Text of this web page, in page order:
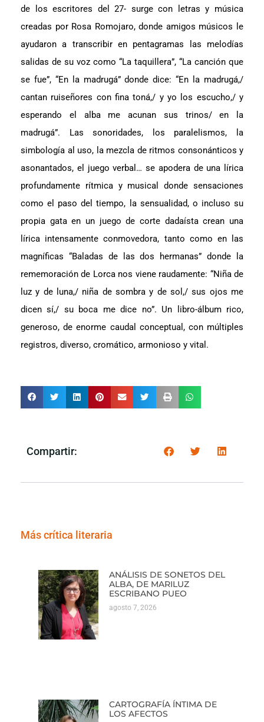
de los escritores del 27- surge con letras y música
creadas por Rosa Romojaro, donde amigos músicos le
ayudaron a transcribir en pentagramas las melodías
salidas de su voz como “La taquillera”, “La canción que
se fue”, “En la madrugá” donde dice: “En la madrugá,/
cantan ruiseñores con fina toná,/ y yo los escucho,/ y
esperando el alba me acunan sus trinos/ en la
madrugá”. Las sonoridades, los paralelismos, la
simbología al uso, la mezcla de ritmos consonánticos y
asonantados, el juego verbal… se apodera de una lírica
profundamente rítmica y musical donde sensaciones
como el paso del tiempo, la sensualidad, o incluso su
propia gata en un juego de corte dadaísta crean una
lírica intensamente conmovedora, tanto como en las
magníficas “Baladas de las dos hermanas” donde la
rememoración de Lorca nos viene raudamente: “Niña de
luz y de luna,/ niña de sombra y de sol,/ sus ojos me
dicen sí,/ su boca me dice no”. Un libro-álbum rico,
generoso, de enorme caudal conceptual, con múltiples
registros, diverso, cromático, armonioso y vital.
Compartir:
Más crítica literaria
ANÁLISIS DE SONETOS DEL
ALBA, DE MARILUZ
ESCRIBANO PUEO
agosto 7, 2026
CARTOGRAFÍA ÍNTIMA DE
LOS AFECTOS